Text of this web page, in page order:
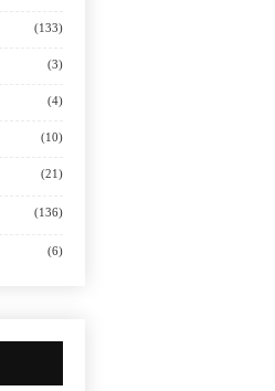
(133)
(3)
(4)
(10)
(21)
(136)
(6)